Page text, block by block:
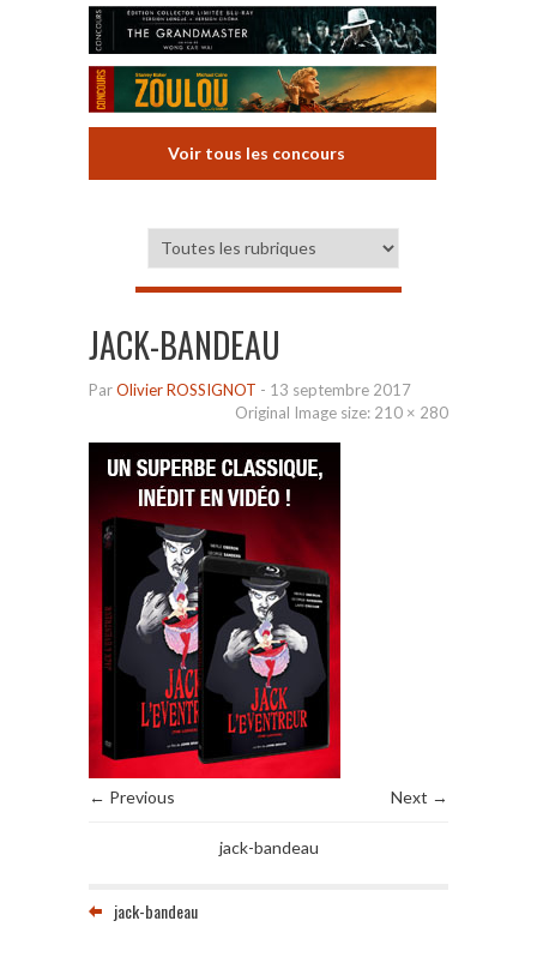
Voir tous les concours
JACK-BANDEAU
ParOlivier ROSSIGNOT - 13 septembre 2017
Original Image size: 210 × 280
← Previous Next →
jack-bandeau
jack-bandeau